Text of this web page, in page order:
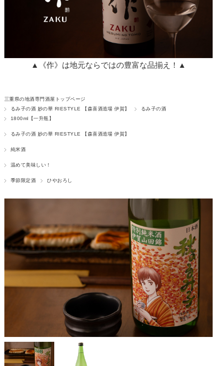
▲《作》は地元ならではの豊富な品揃え！▲
三重県の地酒専門酒屋トップページ
るみ子の酒 妙の華 RIESTYLE 【森喜酒造場 伊賀】
るみ子の酒
1800ml【一升瓶】
るみ子の酒 妙の華 RIESTYLE 【森喜酒造場 伊賀】
純米酒
温めて美味しい！
季節限定酒 ひやおろし